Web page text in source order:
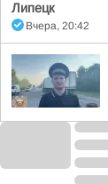
Липецк
Вчера, 20:42